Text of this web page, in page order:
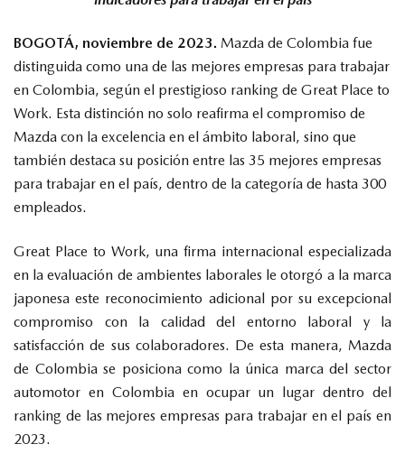
BOGOTÁ, noviembre de 2023. Mazda de Colombia fue
distinguida como una de las mejores empresas para trabajar
en Colombia, según el prestigioso ranking de Great Place to
Work. Esta distinción no solo reafirma el compromiso de
Mazda con la excelencia en el ámbito laboral, sino que
también destaca su posición entre las 35 mejores empresas
para trabajar en el país, dentro de la categoría de hasta 300
empleados.
Great Place to Work, una firma internacional especializada
en la evaluación de ambientes laborales le otorgó a la marca
japonesa este reconocimiento adicional por su excepcional
compromiso con la calidad del entorno laboral y la
satisfacción de sus colaboradores. De esta manera, Mazda
de Colombia se posiciona como la única marca del sector
automotor en Colombia en ocupar un lugar dentro del
ranking de las mejores empresas para trabajar en el país en
2023.